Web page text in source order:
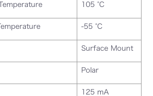
105 °C
-55 °C
Surface Mount
Polar
125 mA